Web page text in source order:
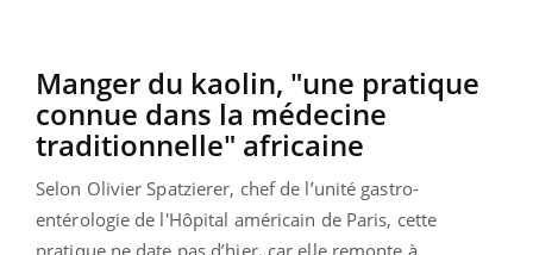
Manger du kaolin, "une pratique
connue dans la médecine
traditionnelle" africaine
Selon Olivier Spatzierer, chef de l’unité gastro-
entérologie de l'Hôpital américain de Paris, cette